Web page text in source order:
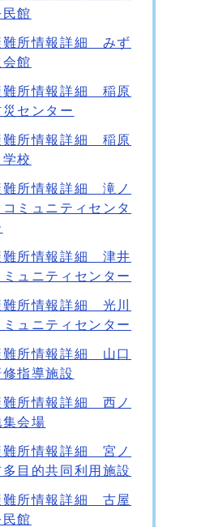
民館
難所情報詳細 みず
会館
難所情報詳細 稲原
災センター
難所情報詳細 稲原
校
難所情報詳細 滝ノ
コミュニティセンタ
難所情報詳細 津井
ミュニティセンター
難所情報詳細 光川
ミュニティセンター
難所情報詳細 山口
修指導施設
難所情報詳細 西ノ
集会場
難所情報詳細 宮ノ
多目的共同利用施設
難所情報詳細 古屋
民館